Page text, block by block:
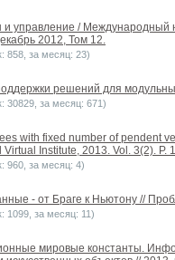
управление / Международный
2012, Том 12.
858, за месяц: 23)
решений для
30829, за месяц: 671)
with fixed number of pendent
Institute, 2013. Vol. 3(2). P.
960, за месяц: 4)
- от Браге к Ньютону //
1099, за месяц: 11)
мировые константы.